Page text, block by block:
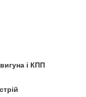
і КПП